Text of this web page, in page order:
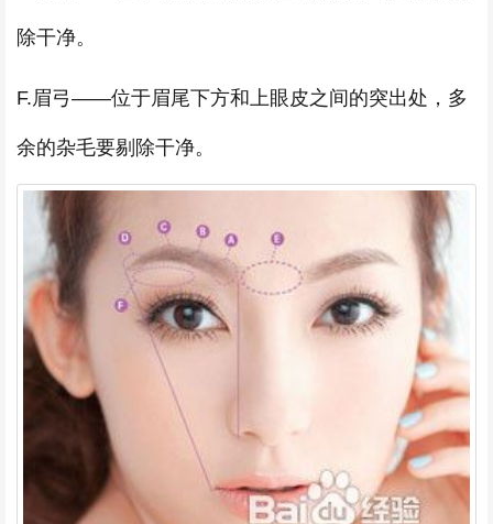
除干净。
F.眉弓——位于眉尾下方和上眼皮之间的突出处，多
余的杂毛要剔除干净。